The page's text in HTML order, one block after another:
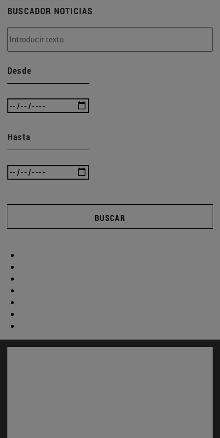
BUSCADOR NOTICIAS
Desde
Hasta
BUSCAR